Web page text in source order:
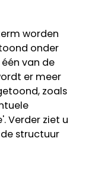
worden
onder
van de
er meer
zoals
Verder ziet u
structuur